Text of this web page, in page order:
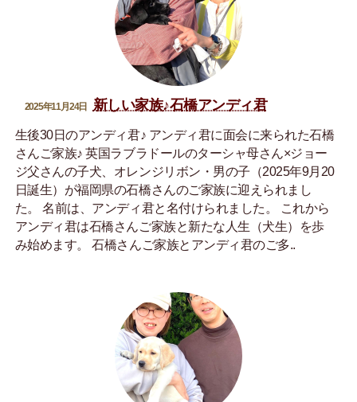
2025年11月24日 新しい家族♪石橋アンディ君
生後30日のアンディ君♪ アンディ君に面会に来られた石橋
さんご家族♪ 英国ラブラドールのターシャ母さん×ジョー
ジ父さんの子犬、オレンジリボン・男の子（2025年9月20
日誕生）が福岡県の石橋さんのご家族に迎えられまし
た。 名前は、アンディ君と名付けられました。 これから
アンディ君は石橋さんご家族と新たな人生（犬生）を歩
み始めます。 石橋さんご家族とアンディ君のご多..